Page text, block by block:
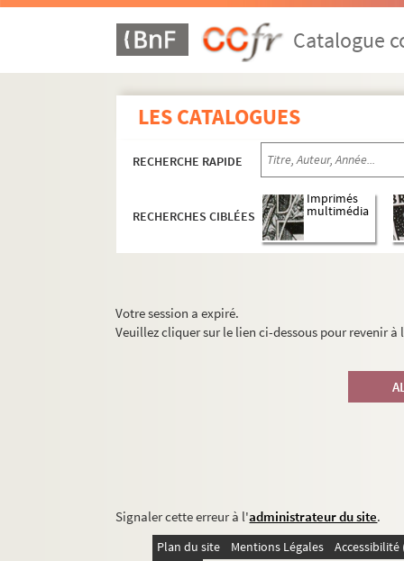
Catalogue
LES CATALOGUES
RECHERCHE RAPIDE
RECHERCHES CIBLÉES
Imprimés
multimédia
Votre session a expiré.
Veuillez cliquer sur le lien ci-dessous pour revenir
Signaler cette erreur à l'administrateur du site.
Plan du site Mentions Légales